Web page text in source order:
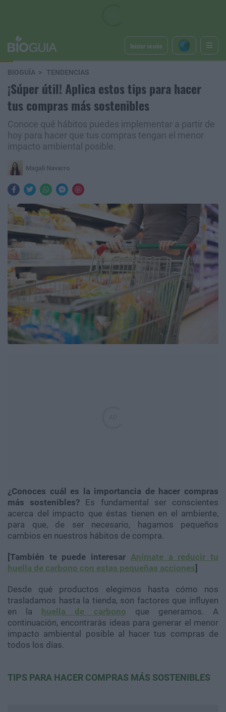
Iniciar sesión
BIOGUÍA TENDENCIAS
¡Súper útil! Aplica estos tips para hacer
tus compras más sostenibles
Conoce qué hábitos puedes implementar a partir de
hoy para hacer que tus compras tengan el menor
impacto ambiental posible.
Magali Navarro
¿Conoces cuál es la importancia de hacer compras
más sostenibles? Es fundamental ser conscientes
acerca del impacto que éstas tienen en el ambiente,
para que, de ser necesario, hagamos pequeños
cambios en nuestros hábitos de compra.
[También te puede interesar Anímate a reducir tu
huella de carbono con estas pequeñas acciones]
Desde qué productos elegimos hasta cómo nos
trasladamos hasta la tienda, son factores que influyen
en la
huella de carbono que generamos. A
continuación, encontrarás ideas para generar el menor
impacto ambiental posible al hacer tus compras de
todos los días.
TIPS PARA HACER COMPRAS MÁS SOSTENIBLES